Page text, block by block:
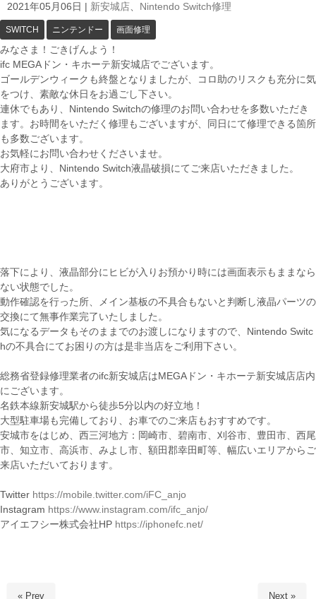
2021年05月06日 新安城店 Nintendo Switch修理
SWITCH ニンテンドー 画面修理
みなさま！ごきげんよう！
ifc MEGAドン・キホーテ新安城店でございます。
ゴールデンウィークも終盤となりましたが、コロ助のリスクも充分に気
をつけ、素敵な休日をお過ごし下さい。
連休でもあり、Nintendo Switchの修理のお問い合わせを多数いただき
ます。お時間をいただく修理もございますが、同日にて修理できる箇所
も多数ございます。
お気軽にお問い合わせくださいませ。
大府市より、Nintendo Switch液晶破損にてご来店いただきました。
ありがとうございます。
落下により、液晶部分にヒビが入りお預かり時には画面表示もままなら
ない状態でした。
動作確認を行った所、メイン基板の不具合もないと判断し液晶パーツの
交換にて無事作業完了いたしました。
気になるデータもそのままでのお渡しになりますので、Nintendo Switc
hの不具合にてお困りの方は是非当店をご利用下さい。
総務省登録修理業者のifc新安城店はMEGAドン・キホーテ新安城店店内
にございます。
名鉄本線新安城駅から徒歩5分以内の好立地！
大型駐車場も完備しており、お車でのご来店もおすすめです。
安城市をはじめ、西三河地方：岡崎市、碧南市、刈谷市、豊田市、西尾
市、知立市、高浜市、みよし市、額田郡幸田町等、幅広いエリアからご
来店いただいております。
Twitter https://mobile.twitter.com/iFC_anjo
Instagram https://www.instagram.com/ifc_anjo/
アイエフシー株式会社HP https://iphonefc.net/
« Prev Next »